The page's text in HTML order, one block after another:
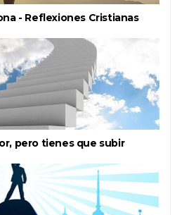
- Reflexiones Cristianas
pero tienes que subir